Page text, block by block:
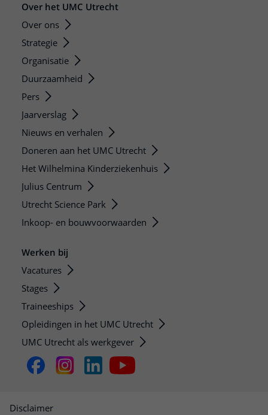
Over het UMC Utrecht
Over ons
Strategie
Organisatie
Duurzaamheid
Pers
Jaarverslag
Nieuws en verhalen
Doneren aan het UMC Utrecht
Het Wilhelmina Kinderziekenhuis
Julius Centrum
Utrecht Science Park
Inkoop- en bouwvoorwaarden
Werken bij
Vacatures
Stages
Traineeships
Opleidingen in het UMC Utrecht
UMC Utrecht als werkgever
Disclaimer